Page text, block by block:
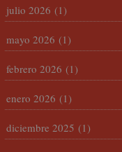
julio 2026 (1)
mayo 2026 (1)
febrero 2026 (1)
enero 2026 (1)
diciembre 2025 (1)